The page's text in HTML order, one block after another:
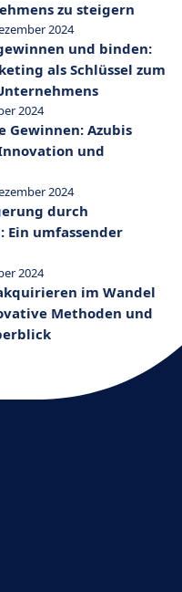
zu steigern
2024
und binden:
als Schlüssel zum
2024
Gewinnen: Azubis
und
2024
durch
umfassender
2024
im Wandel
Methoden und